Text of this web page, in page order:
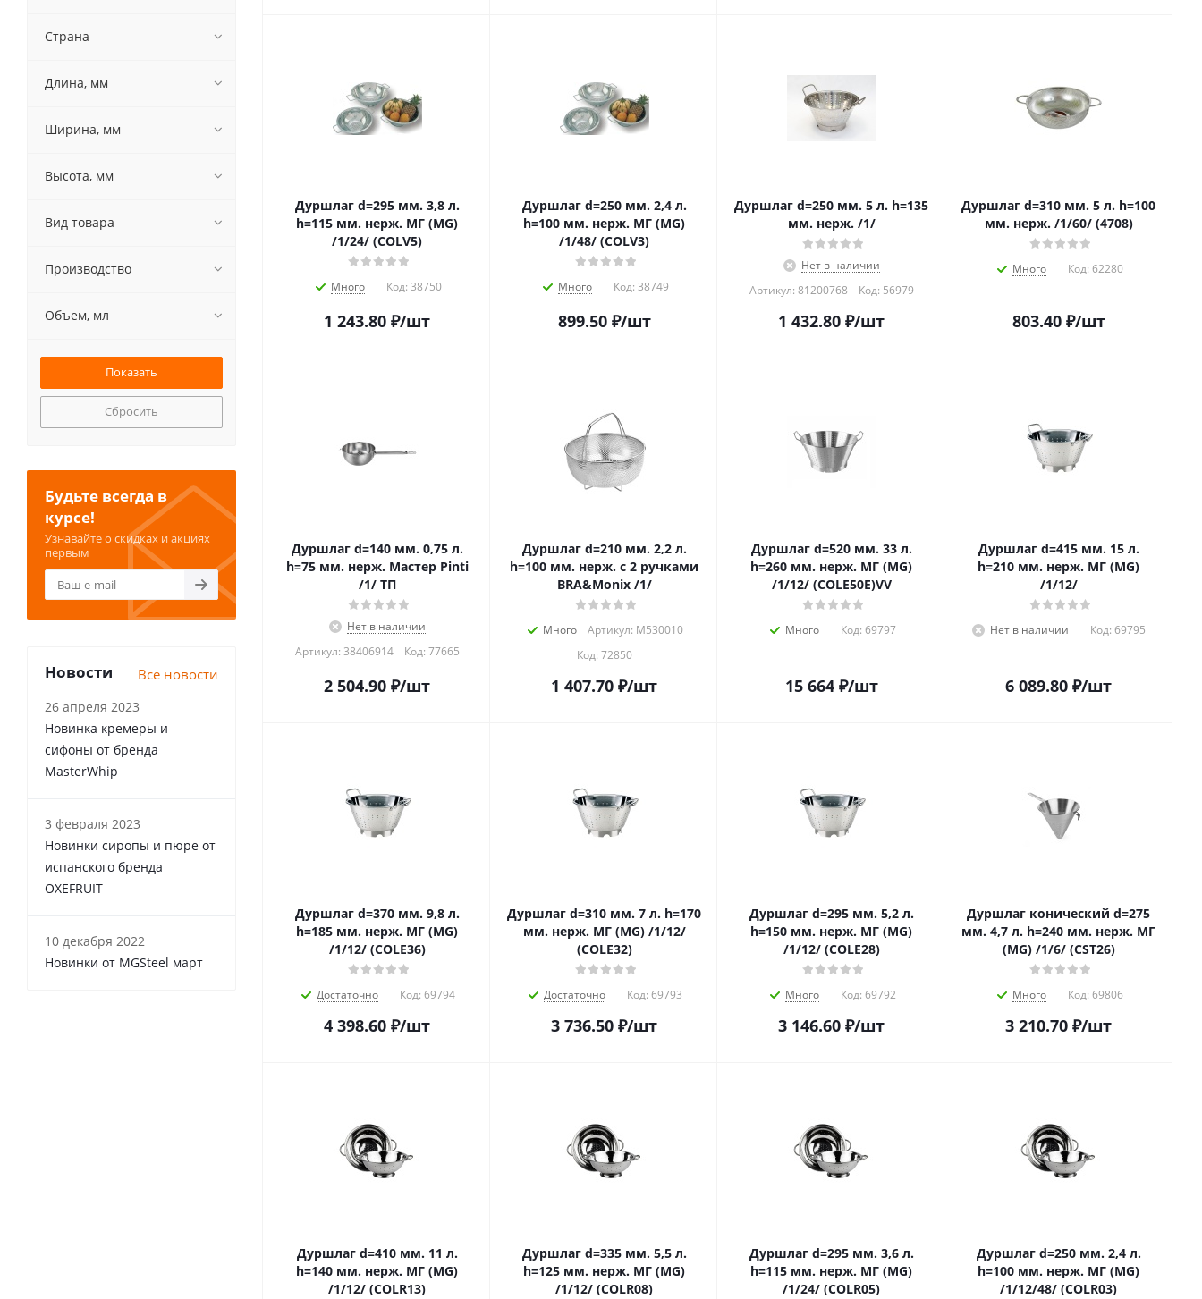
Дуршлаг d=295 мм. 3,8 л.
h=115 мм. нерж. МГ (MG)
/1/24/ (COLV5)
Много Код: 38750
1 243.80 ₽/шт
Дуршлаг d=250 мм. 2,4 л.
h=100 мм. нерж. МГ (MG)
/1/48/ (COLV3)
Много Код: 38749
899.50₽/шт
Дуршлаг d=250 мм. 5 л. h=135
мм. нерж. /1/
Нет в наличии
Артикул: 81200768
Код: 56979
1 432.80 ₽/шт
Дуршлаг d=310 мм. 5 л. h=100
мм. нерж. /1/60/ (4708)
Много Код: 62280
803.40₽/шт
Дуршлаг d=140 мм. 0,75 л.
h=75 мм. нерж. Мастер Pinti
/1/ ТП
Нет в наличии
Артикул: 38406914
Код: 77665
2 504.90 ₽/шт
Дуршлаг d=210 мм. 2,2 л.
h=100 мм. нерж. c 2 ручками
BRA&Monix /1/
Много
Артикул: M530010
Код: 72850
1 407.70 ₽/шт
Дуршлаг d=520 мм. 33 л.
h=260 мм. нерж. МГ (MG)
/1/12/ (COLE50E)VV
Много Код: 69797
15 664₽/шт
Дуршлаг d=415 мм. 15 л.
h=210 мм. нерж. МГ (MG)
/1/12/
Нет в наличии Код: 69795
6 089.80 ₽/шт
Дуршлаг d=370 мм. 9,8 л.
h=185 мм. нерж. МГ (MG)
/1/12/ (COLE36)
Достаточно Код: 69794
4 398.60 ₽/шт
Дуршлаг d=310 мм. 7 л. h=170
мм. нерж. МГ (MG) /1/12/
(COLE32)
Достаточно Код: 69793
3 736.50 ₽/шт
Дуршлаг d=295 мм. 5,2 л.
h=150 мм. нерж. МГ (MG)
/1/12/ (COLE28)
Много Код: 69792
3 146.60 ₽/шт
Дуршлаг конический d=275
мм. 4,7 л. h=240 мм. нерж. МГ
(MG) /1/6/ (CST26)
Много Код: 69806
3 210.70 ₽/шт
Дуршлаг d=410 мм. 11 л.
h=140 мм. нерж. МГ (MG)
/1/12/ (COLR13)
Дуршлаг d=335 мм. 5,5 л.
h=125 мм. нерж. МГ (MG)
/1/12/ (COLR08)
Дуршлаг d=295 мм. 3,6 л.
h=115 мм. нерж. МГ (MG)
/1/24/ (COLR05)
Дуршлаг d=250 мм. 2,4 л.
h=100 мм. нерж. МГ (MG)
/1/12/48/ (COLR03)
Страна
Длина, мм
Ширина, мм
Высота, мм
Вид товара
Производство
Объем, мл
Сбросить
Будьте всегда в
курсе!
Узнавайте о скидках и акциях
первым
Новости Все новости
26 апреля 2023
Новинка кремеры и
сифоны от бренда
MasterWhip
3 февраля 2023
Новинки сиропы и пюре от
испанского бренда
OXEFRUIT
10 декабря 2022
Новинки от MGSteel март